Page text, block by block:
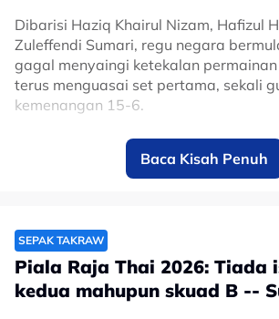
Dibarisi Haziq Khairul Nizam, Hafizul
Zuleffendi Sumari, regu negara
gagal menyaingi ketekalan
terus menguasai set pertama, sekali
kemenangan 15-6.
Anak buah jurulatih, Ahmad Jais
dalam set kedua dengan aksi lebih
permainan lebih tersusun dan
Bagaimanapun, Filipina kekal tenang
mata kritikal dan menutup
keputusan 15-13.
Baca Kisah Penuh
SEPAK TAKRAW
Piala Raja Thai 2026: Tiada
kedua mahupun skuad B --